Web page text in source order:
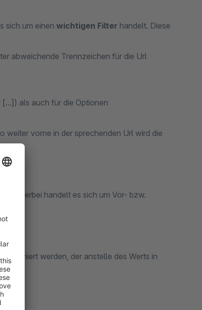
sich um einen wichtigen Filter handelt. Diese
abweichende Trennzeichen für die Url
als auch für die Optionen
weiter vorne in der sprechenden Url wird die
Hierbei handelt es sich um Vor- bzw.
definiert werden, der anstelle des Werts in